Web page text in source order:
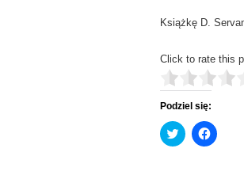
Książkę D.
Click to rate this
Podziel się:
C
l
C
l